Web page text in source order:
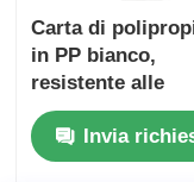
Carta di
in PP bianco,
resistente alle
sostanze
resistente agli
leggero
Invia